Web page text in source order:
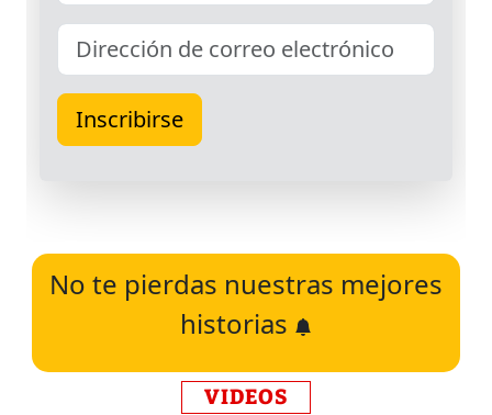
No te pierdas nuestras mejores
historias
VIDEOS